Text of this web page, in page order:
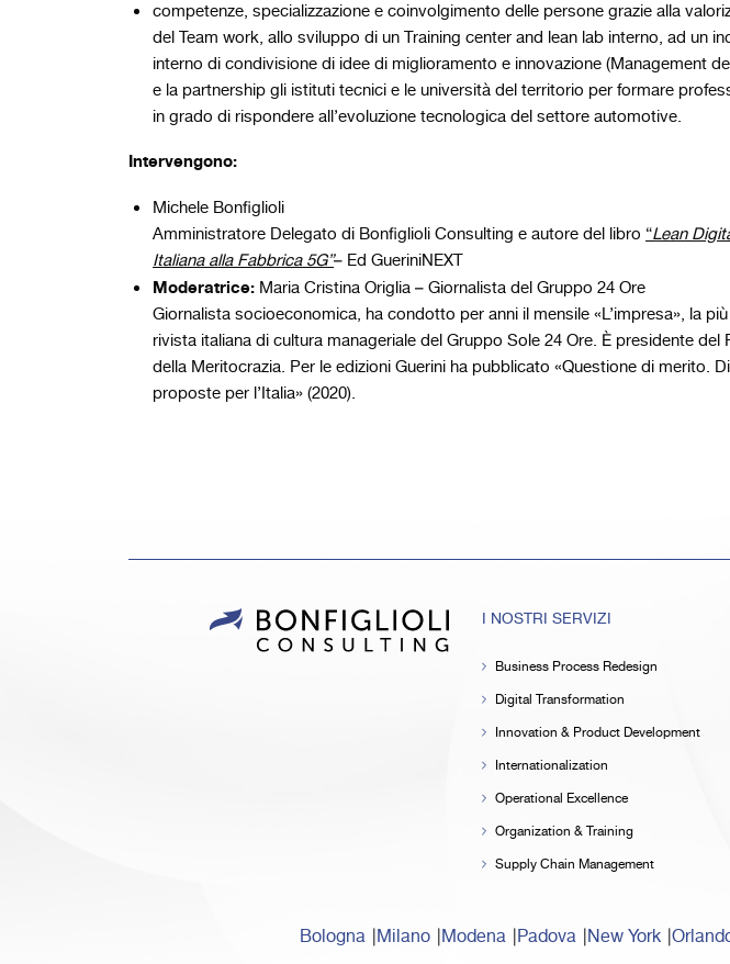
competenze, specializzazione e coinvolgimento delle persone grazie alla
del Team work, allo sviluppo di un Training center and lean lab interno, ad un
interno di condivisione di idee di miglioramento e innovazione (Management
e la partnership gli istituti tecnici e le università del territorio per formare
in grado di rispondere all’evoluzione tecnologica del settore automotive.
Intervengono:
Michele Bonfiglioli
Amministratore Delegato di Bonfiglioli Consulting e autore del libro “Lean
Italiana alla Fabbrica 5G”– Ed GueriniNEXT
Moderatrice: Maria Cristina Origlia – Giornalista del Gruppo 24 Ore
Giornalista socioeconomica, ha condotto per anni il mensile «L’impresa», la
rivista italiana di cultura manageriale del Gruppo Sole 24 Ore. È presidente del
della Meritocrazia. Per le edizioni Guerini ha pubblicato «Questione di merito.
proposte per l’Italia» (2020).
I NOSTRI SERVIZI
Business Process Redesign
Digital Transformation
Innovation & Product Development
Internationalization
Operational Excellence
Organization & Training
Supply Chain Management
Bologna Milano Modena Padova New York